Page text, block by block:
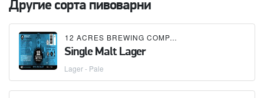
Другие сорта пивоварни
12 ACRES BREWING COMPANY
Single Malt Lager
Lager - Pale